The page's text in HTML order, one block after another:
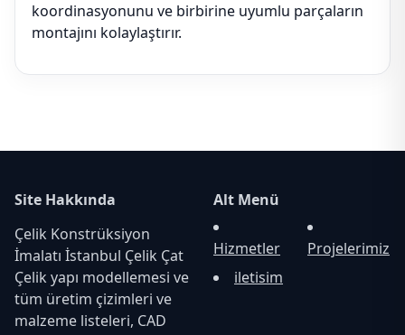
koordinasyonunu ve birbirine uyumlu parçaların
montajını kolaylaştırır.
Site Hakkında
Çelik Konstrüksiyon
İmalatı İstanbul Çelik Çat
Çelik yapı modellemesi ve
tüm üretim çizimleri ve
malzeme listeleri, CAD
Alt Menü
Hizmetler
Projelerimiz
iletisim